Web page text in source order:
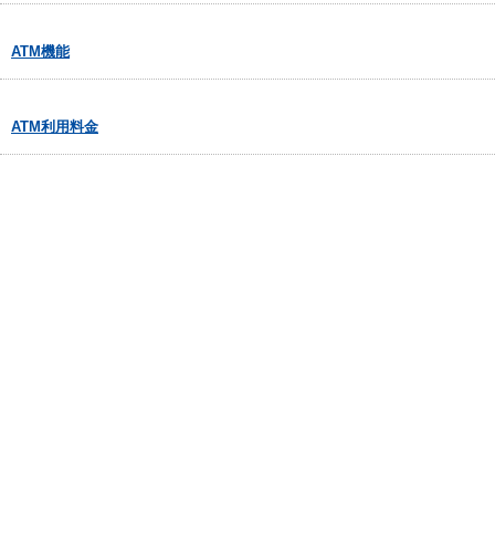
ATM機能
ATM利用料金